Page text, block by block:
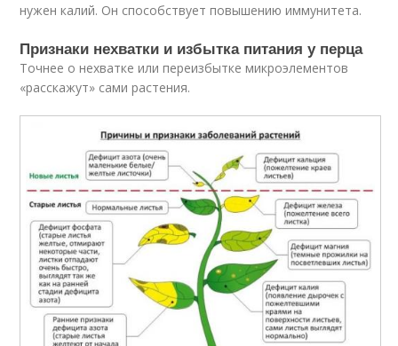
нужен калий. Он способствует повышению иммунитета.
Признаки нехватки и избытка питания у перца
Точнее о нехватке или переизбытке микроэлементов
«расскажут» сами растения.